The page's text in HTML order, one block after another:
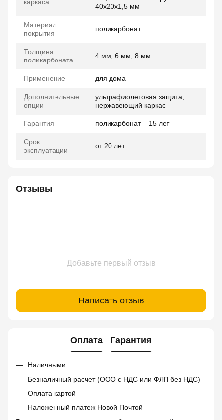
каркаса
40x20x1,5 мм
Материал
покрытия
поликарбонат
Толщина
поликарбоната
4 мм, 6 мм, 8 мм
Применение для дома
Дополнительные
опции
ультрафиолетовая защита,
нержавеющий каркас
Гарантия поликарбонат – 15 лет
Срок
эксплуатации
от 20 лет
Отзывы
Добавьте первый отзыв
Написать отзыв
Оплата Гарантия
Наличными
Безналичный расчет (ООО с НДС или ФЛП без НДС)
Оплата картой
Наложенный платеж Новой Почтой